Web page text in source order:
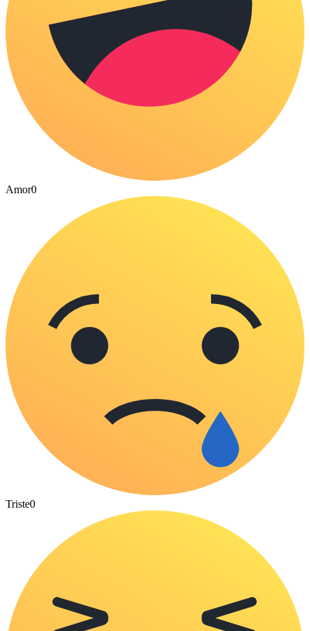
Amor0
Triste0